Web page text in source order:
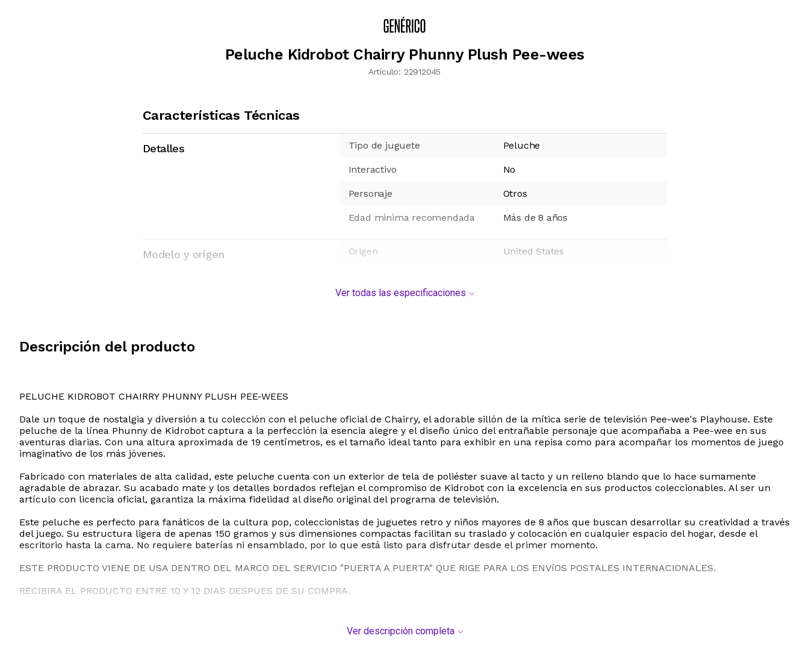
Peluche Kidrobot Chairry Phunny Plush Pee-wees
Artículo: 22912045
Características Técnicas
Detalles Tipo de juguete Peluche
Interactivo No
Personaje Otros
Edad minima recomendada Más de 8 años
Modelo y origen Origen United States
Ver todas las especificaciones
Descripción del producto
PELUCHE KIDROBOT CHAIRRY PHUNNY PLUSH PEE-WEES
Dale un toque de nostalgia y diversión a tu colección con el peluche oficial de Chairry, el adorable sillón de la mítica serie de televisión Pee-wee's Playhouse. Este
peluche de la línea Phunny de Kidrobot captura a la perfección la esencia alegre y el diseño único del entrañable personaje que acompañaba a Pee-wee en sus
aventuras diarias. Con una altura aproximada de 19 centímetros, es el tamaño ideal tanto para exhibir en una repisa como para acompañar los momentos de juego
imaginativo de los más jóvenes.
Fabricado con materiales de alta calidad, este peluche cuenta con un exterior de tela de poliéster suave al tacto y un relleno blando que lo hace sumamente
agradable de abrazar. Su acabado mate y los detalles bordados reflejan el compromiso de Kidrobot con la excelencia en sus productos coleccionables. Al ser un
artículo con licencia oficial, garantiza la máxima fidelidad al diseño original del programa de televisión.
Este peluche es perfecto para fanáticos de la cultura pop, coleccionistas de juguetes retro y niños mayores de 8 años que buscan desarrollar su creatividad a través
del juego. Su estructura ligera de apenas 150 gramos y sus dimensiones compactas facilitan su traslado y colocación en cualquier espacio del hogar, desde el
escritorio hasta la cama. No requiere baterías ni ensamblado, por lo que está listo para disfrutar desde el primer momento.
ESTE PRODUCTO VIENE DE USA DENTRO DEL MARCO DEL SERVICIO "PUERTA A PUERTA" QUE RIGE PARA LOS ENVíOS POSTALES INTERNACIONALES.
RECIBIRA EL PRODUCTO ENTRE 10 Y 12 DIAS DESPUES DE SU COMPRA.
Ver descripción completa